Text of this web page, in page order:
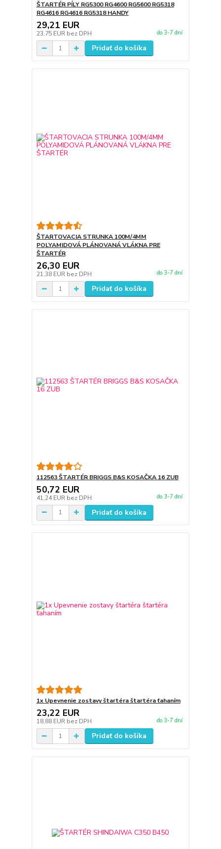
ŠTARTÉR PÍLY RG5300 RG4600 RG5600 RG5318
RG4616 RG4616 RG5318 HANDY
29,21 EUR
23,75 EUR bez DPH do 3-7 dní
Pridať do košíka
ŠTARTOVACIA STRUNKA 100M/4MM
POLYAMIDOVÁ PLÁNOVANÁ VLÁKNA PRE
ŠTARTÉR
26,30 EUR
21,38 EUR bez DPH do 3-7 dní
Pridať do košíka
112563 ŠTARTÉR BRIGGS B&S KOSAČKA 16 ZUB
50,72 EUR
41,24 EUR bez DPH do 3-7 dní
Pridať do košíka
1x Upevnenie zostavy štartéra štartéra ťahaním
23,22 EUR
18,88 EUR bez DPH do 3-7 dní
Pridať do košíka